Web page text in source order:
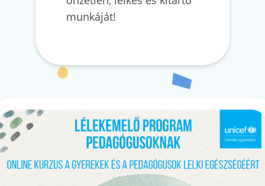
munkáját!